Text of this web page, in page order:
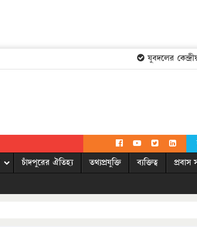
যুবদলের কেন্দ্রীয়
চাঁদপুরের ঐতিহ্য তথ্যপ্রযুক্তি ব্যক্তিত্ব প্রবাস